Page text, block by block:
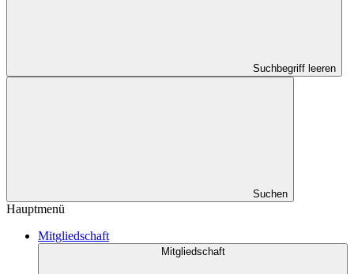
Suchbegriff leeren
Suchen
Hauptmenü
Mitgliedschaft
Mitgliedschaft